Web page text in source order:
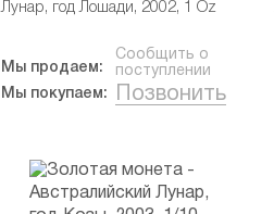
Лунар, год Лошади, 2002, 1 Oz
Мы продаем:
Сообщить о
поступлении
Мы покупаем:
Позвонить